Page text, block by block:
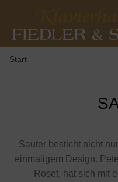
Start
Sauter besticht nicht
einmaligem Design.
Roset, hat sich mit